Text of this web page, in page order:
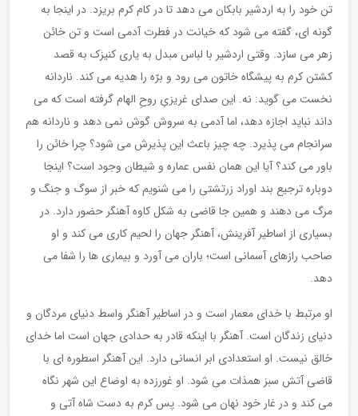
تن خود را به اردشیر بابکان می دهد تا در کام کرم بریزد. در اینجا به
گونه ای، گفته می شود که خیانت در فطرت آدمی است و تن خائن
زهر می سازد. وقتی اردشیر با لباس مبدل به یاری کنیزک به قصد
کشتن کرم به پیشگاه خاتون می رود و برّه را هدیه می کند. ناردانه
نخست می گوید: نه. این صدای غریزیِ روحِ الهام گرفته است که می
داند نباید اجازه دهد، اما آدمی به سروش گوش نمی دهد و ناردانه هم
سرانجام می پذیرد. چه چیز باعث این پذیرش می شود؟ چرا خائن را
باور می کند؟ آیا این همان نفس عماره و شیطان وجود است؟ اینجا
دوباره ترجیع بند اوراد زرتشتی را می شنویم که خبر از سوگ و جنگ و
مرگ می دهند و همین جا قاضی به شکل کاوه آهنگر حضور دارد. در
بسیاری از اساطیر آفرینش، آهنگر جهان را لحیم کاری می کند و او
صاحب رازهای آسمانی است؛ باران می آورد و بیماری ها را شفا می
دهد.
او مرتبط با خدای معمار است و در اساطیر آهنگر واسط دنیای مردگان و
دنیای زندگان است. آهنگر با اینکه قادر به حدادی جهان است اما خدای
خالق نیست. او استعدادی ابر انسانی دارد. این آهنگر اسطوره ای با
قاضی آتش سبز همذات می شود. او غورزده به اوضاع این شهر نگاه
می کند و در غار خود نهان می شود. پس کرم به دست شاه آتی و